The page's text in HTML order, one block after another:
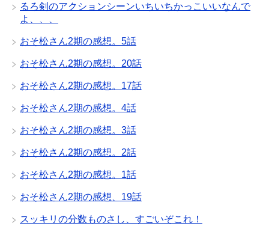
るろ剣のアクションシーンいちいちかっこいいなんで
よ、、、
おそ松さん2期の感想。5話
おそ松さん2期の感想。20話
おそ松さん2期の感想。17話
おそ松さん2期の感想。4話
おそ松さん2期の感想。3話
おそ松さん2期の感想。2話
おそ松さん2期の感想。1話
おそ松さん2期の感想、19話
スッキリの分数ものさし、すごいぞこれ！